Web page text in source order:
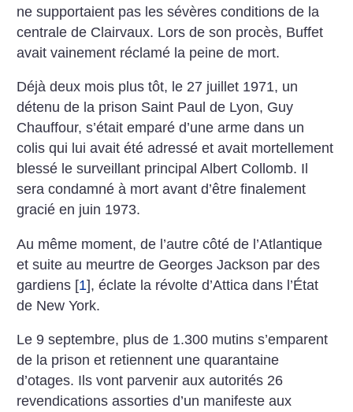
ne supportaient pas les sévères conditions de la
centrale de Clairvaux. Lors de son procès, Buffet
avait vainement réclamé la peine de mort.
Déjà deux mois plus tôt, le 27 juillet 1971, un
détenu de la prison Saint Paul de Lyon, Guy
Chauffour, s’était emparé d’une arme dans un
colis qui lui avait été adressé et avait mortellement
blessé le surveillant principal Albert Collomb. Il
sera condamné à mort avant d’être finalement
gracié en juin 1973.
Au même moment, de l’autre côté de l’Atlantique
et suite au meurtre de Georges Jackson par des
gardiens [1], éclate la révolte d’Attica dans l’État
de New York.
Le 9 septembre, plus de 1.300 mutins s’emparent
de la prison et retiennent une quarantaine
d’otages. Ils vont parvenir aux autorités 26
revendications assorties d’un manifeste aux